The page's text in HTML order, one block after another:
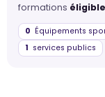
formations
0 Équipements
1 services publics